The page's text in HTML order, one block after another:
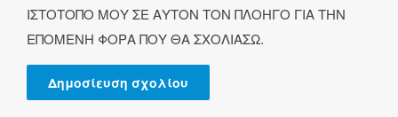
ΙΣΤΌΤΟΠΟ ΜΟΥ ΣΕ ΑΥΤΌΝ ΤΟΝ ΠΛΟΗΓΌ ΓΙΑ ΤΗΝ
ΕΠΌΜΕΝΗ ΦΟΡΆ ΠΟΥ ΘΑ ΣΧΟΛΙΆΣΩ.